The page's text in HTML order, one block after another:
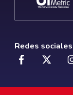
Redes sociales